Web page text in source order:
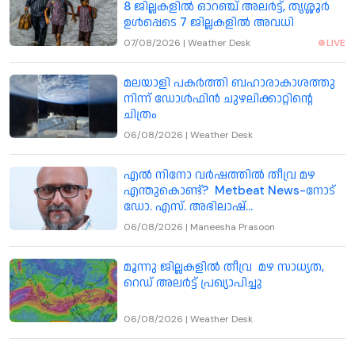
8 ജില്ലകളിൽ ഓറഞ്ച് അലർട്ട്, തൃശ്ശൂർ
ഉൾപ്പെടെ 7 ജില്ലകളിൽ അവധി
07/08/2026 | Weather Desk LIVE
മലയാളി പകര്‍ത്തി ബഹാരാകാശത്തു
നിന്ന് ഡോള്‍ഫിന്‍ ചുഴലിക്കാറ്റിന്റെ
ചിത്രം
06/08/2026 | Weather Desk
എൽ നിനോ വർഷത്തിൽ തീവ്ര മഴ
എന്തുകൊണ്ട്? Metbeat News-നോട്
ഡോ. എസ്. അഭിലാഷ്
വിശദീകരിക്കുന്നു
06/08/2026 | Maneesha Prasoon
മൂന്നു ജില്ലകളിൽ തീവ്ര മഴ സാധ്യത,
റെഡ് അലർട്ട് പ്രഖ്യാപിച്ചു
06/08/2026 | Weather Desk